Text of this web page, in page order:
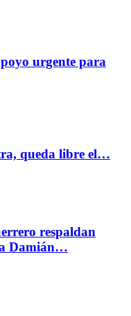
urgente para
queda libre el…
respaldan
Damián…